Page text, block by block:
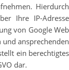
Hierdurch
Ihre IP-Adresse
von Google Web
ansprechenden
ein berechtigtes
dar.